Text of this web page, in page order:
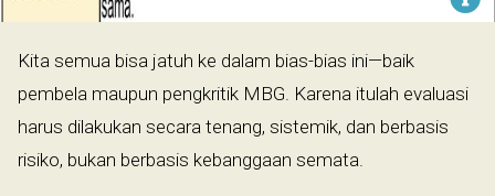
Kita semua bisa jatuh ke dalam bias-bias ini—baik
pembela maupun pengkritik MBG. Karena itulah evaluasi
harus dilakukan secara tenang, sistemik, dan berbasis
risiko, bukan berbasis kebanggaan semata.